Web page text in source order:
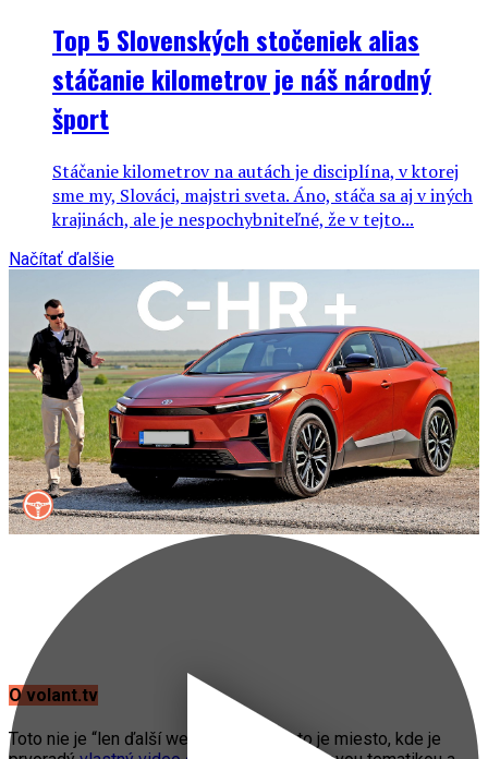
Top 5 Slovenských stočeniek alias
stáčanie kilometrov je náš národný
šport
Stáčanie kilometrov na autách je disciplína, v ktorej
sme my, Slováci, majstri sveta. Áno, stáča sa aj v iných
krajinách, ale je nespochybniteľné, že v tejto...
Načítať ďalšie
O volant.tv
Toto nie je “len ďalší web o autách”. Toto je miesto, kde je